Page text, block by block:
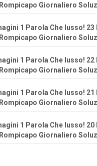
Giornaliero
1 Parola Che lusso! 23
Giornaliero
1 Parola Che lusso! 22
Giornaliero
1 Parola Che lusso! 21
Giornaliero
1 Parola Che lusso! 20
Giornaliero